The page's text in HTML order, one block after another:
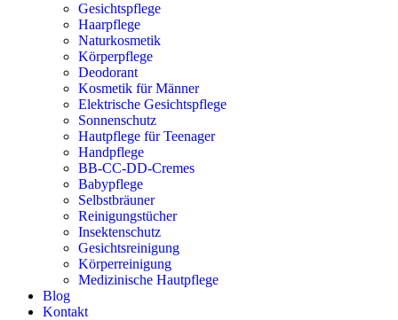
Gesichtspflege
Haarpflege
Naturkosmetik
Körperpflege
Deodorant
Kosmetik für Männer
Elektrische Gesichtspflege
Sonnenschutz
Hautpflege für Teenager
Handpflege
BB-CC-DD-Cremes
Babypflege
Selbstbräuner
Reinigungstücher
Insektenschutz
Gesichtsreinigung
Körperreinigung
Medizinische Hautpflege
Blog
Kontakt